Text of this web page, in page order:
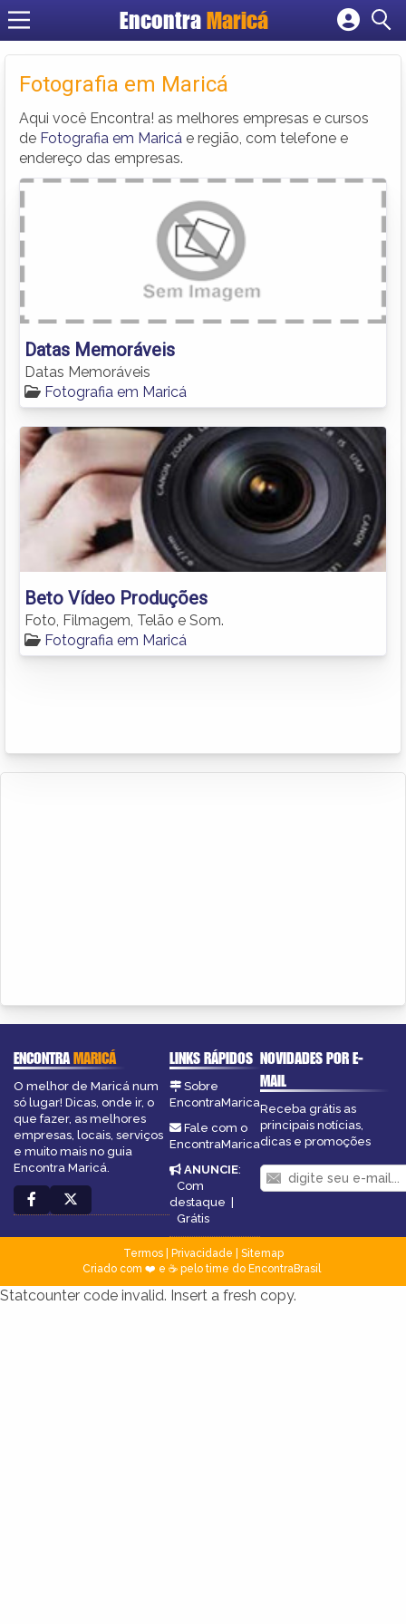
EncontraMaricá
Cadastrar empresa
Criar conta
Fotografia em Maricá
Aqui você Encontra! as melhores empresas e cursos
de Fotografia em Maricá e região, com telefone e
endereço das empresas.
Datas Memoráveis
Datas Memoráveis
Fotografia em Maricá
Beto Vídeo Produções
Foto, Filmagem, Telão e Som.
Fotografia em Maricá
ENCONTRAMARICÁ
O melhor de Maricá num
só lugar! Dicas, onde ir, o
que fazer, as melhores
empresas, locais, serviços
e muito mais no guia
Encontra Maricá.
LINKS RÁPIDOS
Sobre
EncontraMarica
Fale com o
EncontraMarica
ANUNCIE:
Com
destaque |
Grátis
NOVIDADES POR E-
MAIL
Receba grátis as
principais notícias,
dicas e promoções
Termos| Privacidade
Sitemap
Criado com ❤️ e ☕ pelo time do EncontraBrasil
Statcounter code invalid. Insert a fresh copy.